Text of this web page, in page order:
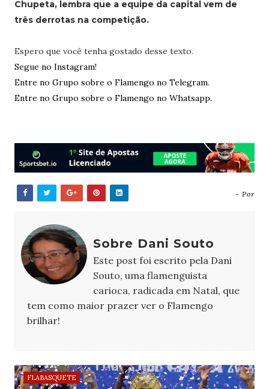
Chupeta, lembra que a equipe da capital vem de
três derrotas na competição.
Espero que você tenha gostado desse texto.
Segue no Instagram!
Entre no Grupo sobre o Flamengo no Telegram.
Entre no Grupo sobre o Flamengo no Whatsapp.
- Por
Sobre Dani Souto
Este post foi escrito pela Dani
Souto, uma flamenguista
carioca, radicada em Natal, que
tem como maior prazer ver o Flamengo
brilhar!
FLABASQUETE